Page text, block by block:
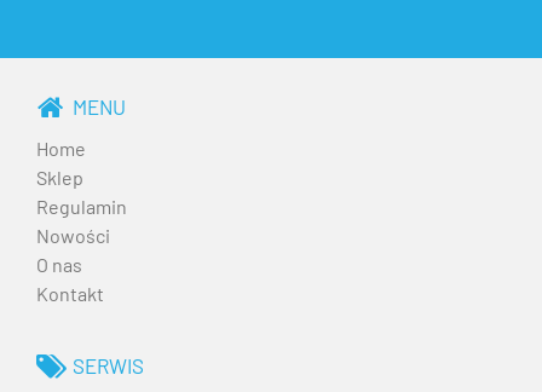
MENU
Home
Sklep
Regulamin
Nowości
O nas
Kontakt
SERWIS